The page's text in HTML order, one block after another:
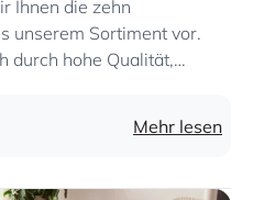
Ihnen die zehn
unserem Sortiment vor.
durch hohe Qualität,
Mehr lesen